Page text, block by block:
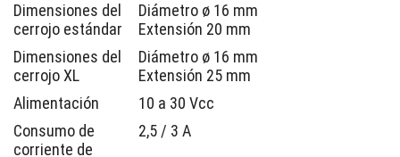
Dimensiones del
cerrojo estándar
Diámetro ø 16 mm
Extensión 20 mm
Dimensiones del
cerrojo XL
Diámetro ø 16 mm
Extensión 25 mm
Alimentación
10 a 30 Vcc
Consumo de
corriente de
2,5 / 3 A